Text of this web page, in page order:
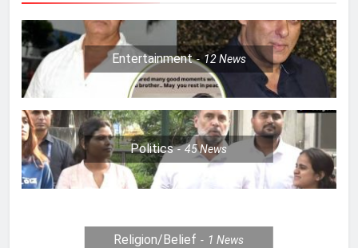
Entertainment 12News
Politics 45News
Religion/Belief 1News